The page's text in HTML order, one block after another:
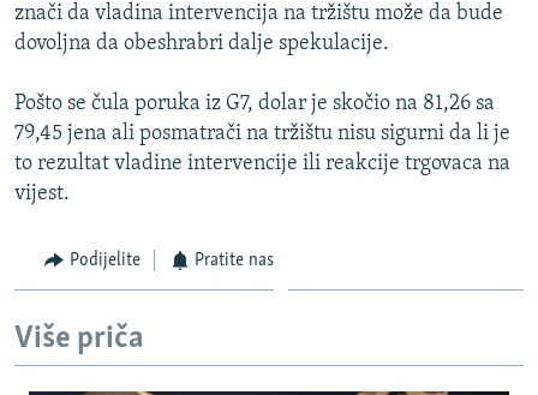
znači da vladina intervencija na tržištu može da bude
dovoljna da obeshrabri dalje spekulacije.
Pošto se čula poruka iz G7, dolar je skočio na 81,26 sa
79,45 jena ali posmatrači na tržištu nisu sigurni da li je
to rezultat vladine intervencije ili reakcije trgovaca na
vijest.
Podijelite Pratite nas
Više priča